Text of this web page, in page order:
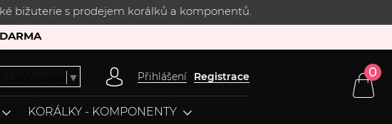
bižuterie s prodejem korálků a komponentů.
▼ Přihlášení Registrace 0
KORÁLKY - KOMPONENTY